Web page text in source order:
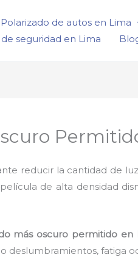
Polarizado de autos en Lima
seguridad en Lima
reducir la cantidad de
de alta densidad
más oscuro permitido en
deslumbramientos, fatiga